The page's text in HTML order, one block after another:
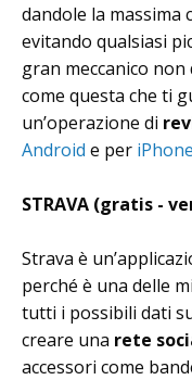
dandole la massima
evitando qualsiasi
gran meccanico
come questa che ti
un’operazione di
Android e per iPhone
STRAVA (gratis -
Strava è
perché è una delle
tutti i possibili dati
creare una rete
accessori come